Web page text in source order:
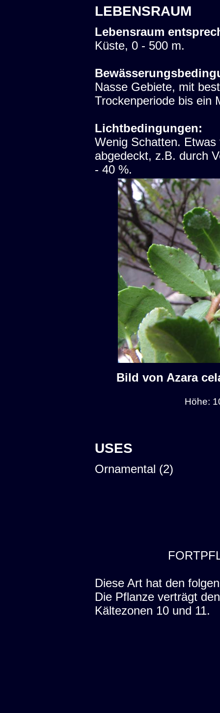
LEBENSRAUM
Lebensraum
Küste, 0 - 500 m.
Nasse Gebiete, mit
Trockenperiode bis ein
Lichtbedingungen:
Wenig Schatten.
abgedeckt, z.B. durch
- 40 %.
Bild von Azara
Höhe:
USES
Ornamental (2)
Diese Art hat den
Die Pflanze verträgt
Kältezonen 10 und 11.